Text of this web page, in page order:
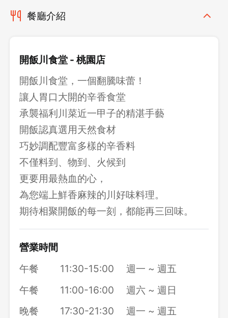
餐廳介紹
開飯川食堂 - 桃園店
開飯川食堂，一個翻騰味蕾！
讓人胃口大開的辛香食堂
承襲福利川菜近一甲子的精湛手藝
開飯認真選用天然食材
巧妙調配豐富多樣的辛香料
不僅料到、物到、火候到
更要用最熱血的心，
為您端上鮮香麻辣的川好味料理。
期待相聚開飯的每一刻，都能再三回味。
營業時間
午餐
11:30-15:00
週一 ~ 週五
午餐
11:00-16:00
週六 ~ 週日
晚餐
17:30-21:30
週一 ~ 週五